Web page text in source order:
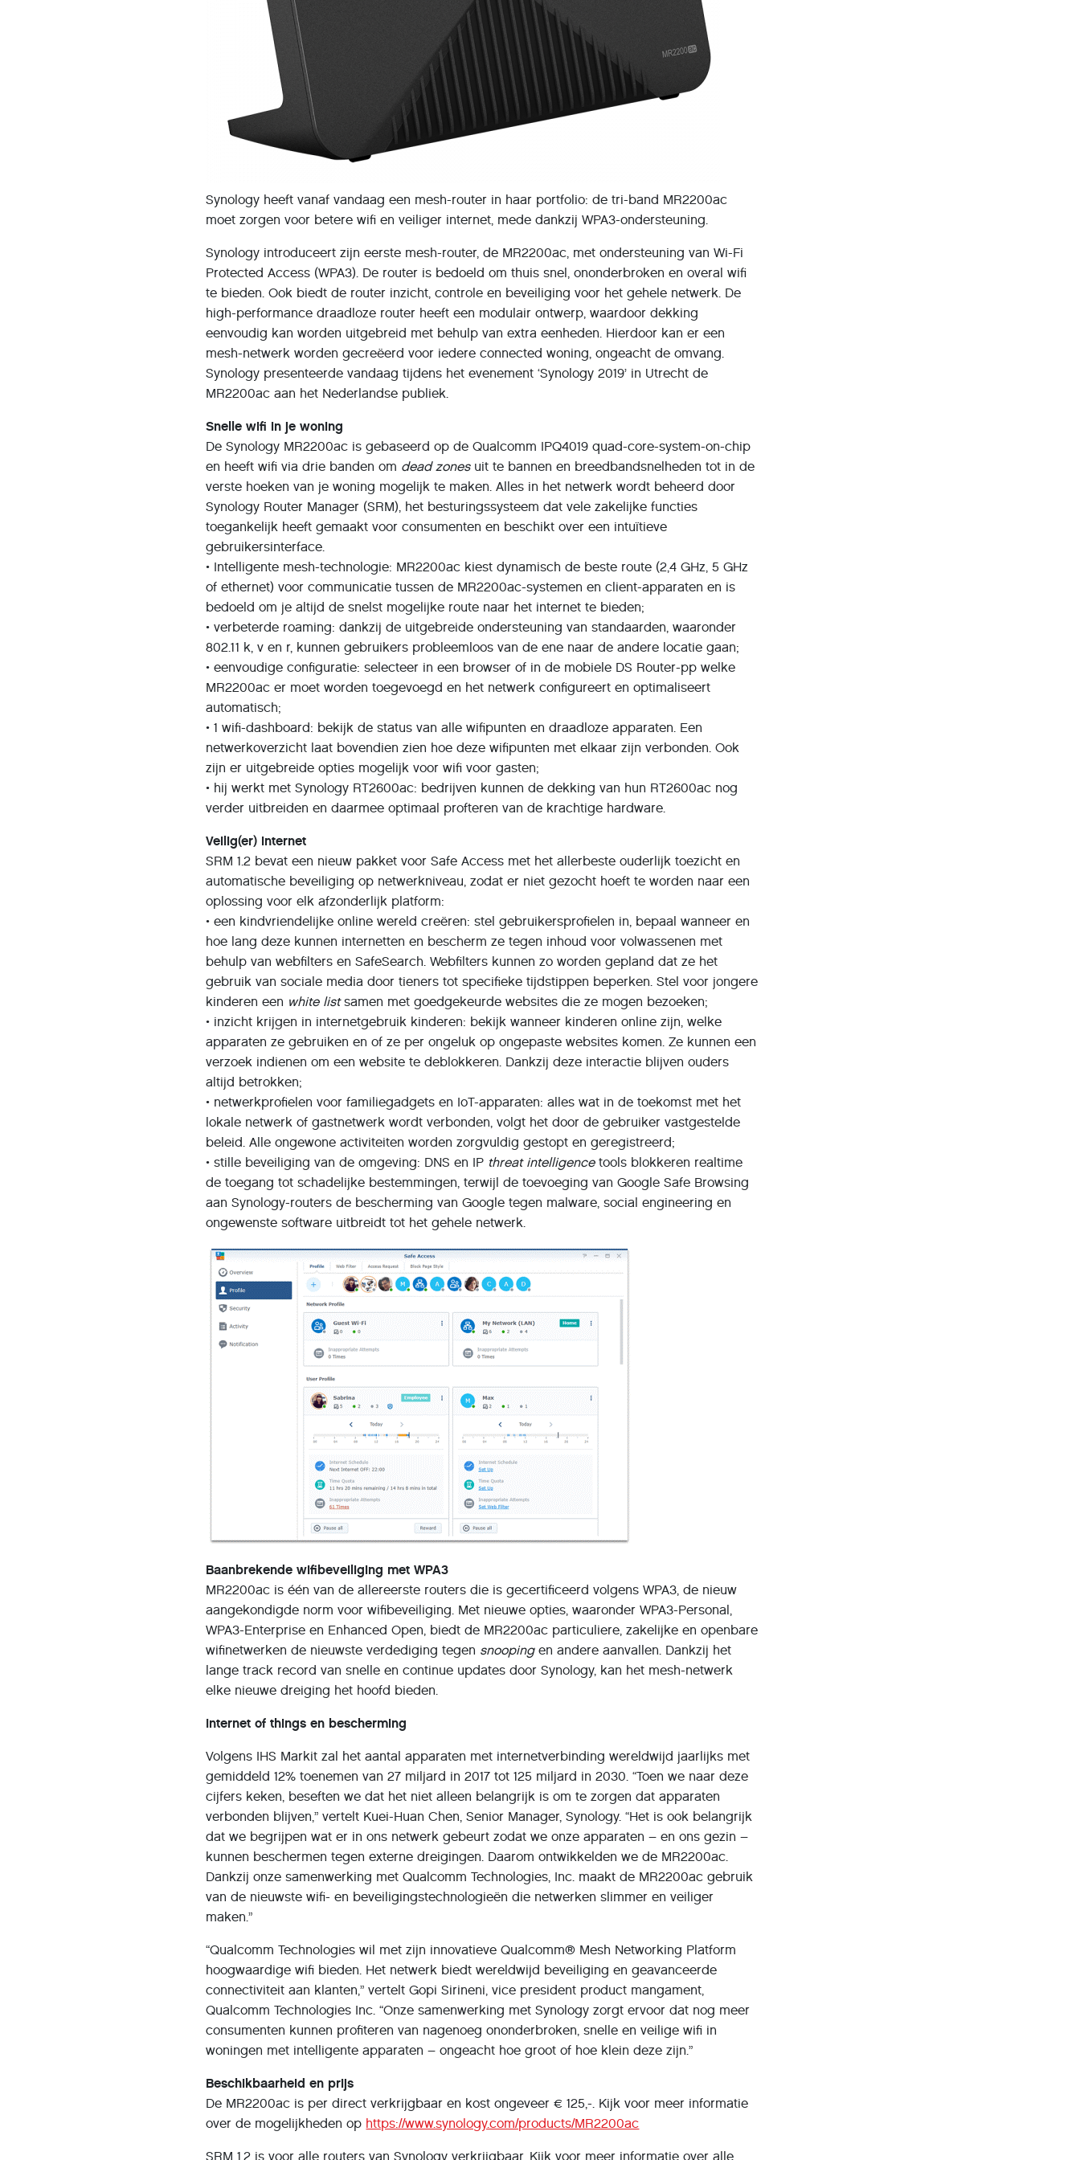
Synology heeft vanaf vandaag een mesh-router in haar portfolio: de tri-band MR2200ac
moet zorgen voor betere wifi en veiliger internet, mede dankzij WPA3-ondersteuning.
Synology introduceert zijn eerste mesh-router, de MR2200ac, met ondersteuning van Wi-Fi
Protected Access (WPA3). De router is bedoeld om thuis snel, ononderbroken en overal wifi
te bieden. Ook biedt de router inzicht, controle en beveiliging voor het gehele netwerk. De
high-performance draadloze router heeft een modulair ontwerp, waardoor dekking
eenvoudig kan worden uitgebreid met behulp van extra eenheden. Hierdoor kan er een
mesh-netwerk worden gecreëerd voor iedere connected woning, ongeacht de omvang.
Synology presenteerde vandaag tijdens het evenement ‘Synology 2019’ in Utrecht de
MR2200ac aan het Nederlandse publiek.
Snelle wifi in je woning
De Synology MR2200ac is gebaseerd op de Qualcomm IPQ4019 quad-core-system-on-chip
en heeft wifi via drie banden om dead zonesuit te bannen en breedbandsnelheden tot in de
verste hoeken van je woning mogelijk te maken. Alles in het netwerk wordt beheerd door
Synology Router Manager (SRM), het besturingssysteem dat vele zakelijke functies
toegankelijk heeft gemaakt voor consumenten en beschikt over een intuïtieve
gebruikersinterface.
• Intelligente mesh-technologie: MR2200ac kiest dynamisch de beste route (2,4 GHz, 5 GHz
of ethernet) voor communicatie tussen de MR2200ac-systemen en client-apparaten en is
bedoeld om je altijd de snelst mogelijke route naar het internet te bieden;
• verbeterde roaming: dankzij de uitgebreide ondersteuning van standaarden, waaronder
802.11 k, v en r, kunnen gebruikers probleemloos van de ene naar de andere locatie gaan;
• eenvoudige configuratie: selecteer in een browser of in de mobiele DS Router-pp welke
MR2200ac er moet worden toegevoegd en het netwerk configureert en optimaliseert
automatisch;
• 1 wifi-dashboard: bekijk de status van alle wifipunten en draadloze apparaten. Een
netwerkoverzicht laat bovendien zien hoe deze wifipunten met elkaar zijn verbonden. Ook
zijn er uitgebreide opties mogelijk voor wifi voor gasten;
• hij werkt met Synology RT2600ac: bedrijven kunnen de dekking van hun RT2600ac nog
verder uitbreiden en daarmee optimaal profteren van de krachtige hardware.
Veilig(er) internet
SRM 1.2 bevat een nieuw pakket voor Safe Access met het allerbeste ouderlijk toezicht en
automatische beveiliging op netwerkniveau, zodat er niet gezocht hoeft te worden naar een
oplossing voor elk afzonderlijk platform:
• een kindvriendelijke online wereld creëren: stel gebruikersprofielen in, bepaal wanneer en
hoe lang deze kunnen internetten en bescherm ze tegen inhoud voor volwassenen met
behulp van webfilters en SafeSearch. Webfilters kunnen zo worden gepland dat ze het
gebruik van sociale media door tieners tot specifieke tijdstippen beperken. Stel voor jongere
kinderen een white listsamen met goedgekeurde websites die ze mogen bezoeken;
• inzicht krijgen in internetgebruik kinderen: bekijk wanneer kinderen online zijn, welke
apparaten ze gebruiken en of ze per ongeluk op ongepaste websites komen. Ze kunnen een
verzoek indienen om een website te deblokkeren. Dankzij deze interactie blijven ouders
altijd betrokken;
• netwerkprofielen voor familiegadgets en IoT-apparaten: alles wat in de toekomst met het
lokale netwerk of gastnetwerk wordt verbonden, volgt het door de gebruiker vastgestelde
beleid. Alle ongewone activiteiten worden zorgvuldig gestopt en geregistreerd;
• stille beveiliging van de omgeving: DNS en IP threat intelligencetools blokkeren realtime
de toegang tot schadelijke bestemmingen, terwijl de toevoeging van Google Safe Browsing
aan Synology-routers de bescherming van Google tegen malware, social engineering en
ongewenste software uitbreidt tot het gehele netwerk.
Baanbrekende wifibeveiliging met WPA3
MR2200ac is één van de allereerste routers die is gecertificeerd volgens WPA3, de nieuw
aangekondigde norm voor wifibeveiliging. Met nieuwe opties, waaronder WPA3-Personal,
WPA3-Enterprise en Enhanced Open, biedt de MR2200ac particuliere, zakelijke en openbare
wifinetwerken de nieuwste verdediging tegen snoopingen andere aanvallen. Dankzij het
lange track record van snelle en continue updates door Synology, kan het mesh-netwerk
elke nieuwe dreiging het hoofd bieden.
Internet of things en bescherming
Volgens IHS Markit zal het aantal apparaten met internetverbinding wereldwijd jaarlijks met
gemiddeld 12% toenemen van 27 miljard in 2017 tot 125 miljard in 2030. “Toen we naar deze
cijfers keken, beseften we dat het niet alleen belangrijk is om te zorgen dat apparaten
verbonden blijven,” vertelt Kuei-Huan Chen, Senior Manager, Synology. “Het is ook belangrijk
dat we begrijpen wat er in ons netwerk gebeurt zodat we onze apparaten – en ons gezin –
kunnen beschermen tegen externe dreigingen. Daarom ontwikkelden we de MR2200ac.
Dankzij onze samenwerking met Qualcomm Technologies, Inc. maakt de MR2200ac gebruik
van de nieuwste wifi- en beveiligingstechnologieën die netwerken slimmer en veiliger
maken.”
“Qualcomm Technologies wil met zijn innovatieve Qualcomm® Mesh Networking Platform
hoogwaardige wifi bieden. Het netwerk biedt wereldwijd beveiliging en geavanceerde
connectiviteit aan klanten,” vertelt Gopi Sirineni, vice president product mangament,
Qualcomm Technologies Inc. “Onze samenwerking met Synology zorgt ervoor dat nog meer
consumenten kunnen profiteren van nagenoeg ononderbroken, snelle en veilige wifi in
woningen met intelligente apparaten – ongeacht hoe groot of hoe klein deze zijn.”
Beschikbaarheid en prijs
De MR2200ac is per direct verkrijgbaar en kost ongeveer € 125,-. Kijk voor meer informatie
over de mogelijkheden op https://www.synology.com/products/MR2200ac
SRM 1.2 is voor alle routers van Synology verkrijgbaar. Kijk voor meer informatie over alle